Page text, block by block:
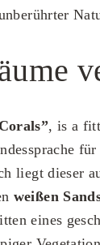
, is a
liegt dieser
weißen
eines